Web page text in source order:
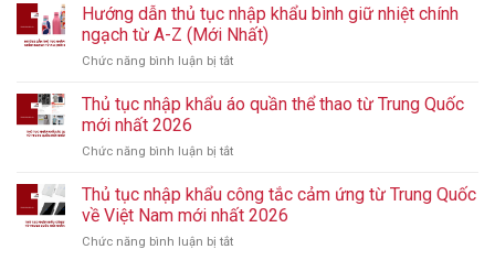
giày
từ
Trung
nhất
tục
nhập
khẩu
nhựa
nhất
2026
Hướng dẫn thủ tục nhập khẩu bình giữ nhiệt chính
ngạch từ A-Z (Mới Nhất)
Chức năng bình luận bị tắt
dẫn
bình
giữ
Thủ tục nhập khẩu áo quần thể thao từ Trung Quốc
mới nhất 2026
Chức năng bình luận bị tắt
tục
nhập
Thủ tục nhập khẩu công tắc cảm ứng từ Trung Quốc
về Việt Nam mới nhất 2026
Chức năng bình luận bị tắt